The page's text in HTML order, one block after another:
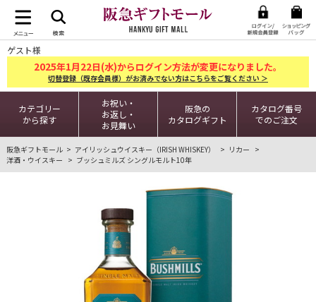
ゲスト様
2025年1月22日(水)からログイン方法が変更になりました。
切替登録（既存会員様）がお済みでない方はこちらをご覧ください ＞
カテゴリー
から探す
お祝い・
お返し・
お見舞い
阪急の
カタログギフト
カタログ番号
でのご注文
阪急ギフトモール アイリッシュウイスキー（IRISH WHISKEY）
リカー
洋酒・ウイスキー
ブッシュミルズ シングルモルト10年